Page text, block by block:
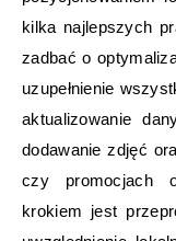
kilka najlepszych
zadbać o
uzupełnienie
aktualizowanie
dodawanie zdjęć
czy promocjach
krokiem jest